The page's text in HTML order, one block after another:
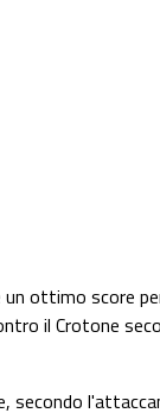
ottimo score
il Crotone
secondo